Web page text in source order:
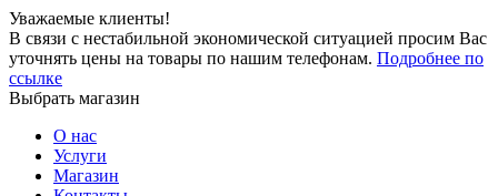
Уважаемые клиенты!
В связи с нестабильной экономической ситуацией просим Вас
уточнять цены на товары по нашим телефонам. Подробнее по
ссылке
Выбрать магазин
О нас
Услуги
Магазин